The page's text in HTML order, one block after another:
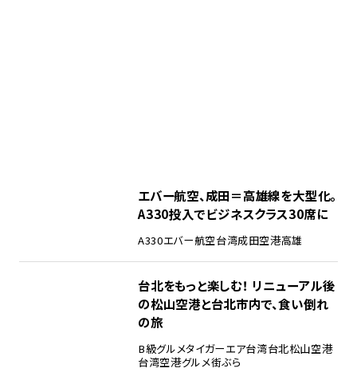
エバー航空、成田＝高雄線を大型化。
A330投入でビジネスクラス30席に
A330エバー航空台湾成田空港高雄
台北をもっと楽しむ！ リニューアル後
の松山空港と台北市内で、食い倒れ
の旅
B級グルメタイガーエア台湾台北松山空港
台湾空港グルメ街ぶら